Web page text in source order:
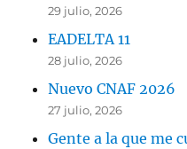
29 julio, 2026
EADELTA 11
28 julio, 2026
Nuevo CNAF 2026
27 julio, 2026
Gente a la que me